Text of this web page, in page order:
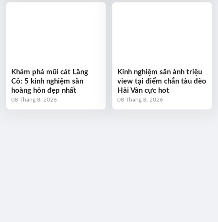
Khám phá mũi cát Lăng
Cô: 5 kinh nghiệm săn
hoàng hôn đẹp nhất
08 Tháng 8, 2026
Kinh nghiệm săn ảnh triệu
view tại điểm chắn tàu đèo
Hải Vân cực hot
08 Tháng 8, 2026